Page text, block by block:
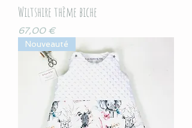
Wiltshire thème biche
Prix
67,00 €
Nouveauté